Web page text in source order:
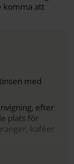
komma att
med
efter
plats för
kaféer